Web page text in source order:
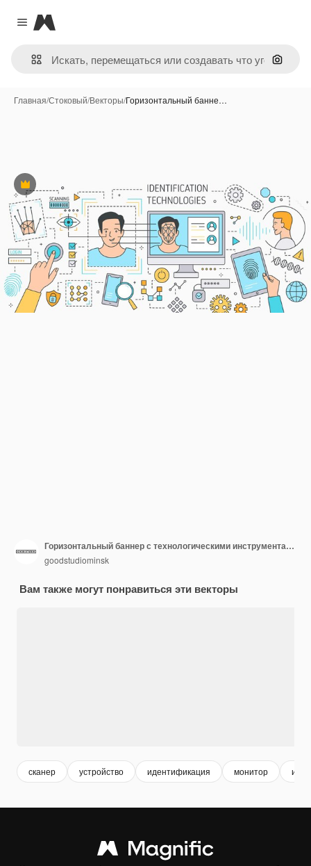
Close menu
Magnific
Поиск
Главная/Стоковый/Векторы/Горизонтальный банне…
Премиум
Горизонтальный баннер с технологическими инструментами распознавания лиц, ПО для сканирования отпечатков пальцев, проверки и идентификации человека.
goodstudiominsk
Вам также могут понравиться эти векторы
сканер устройство идентификация монитор